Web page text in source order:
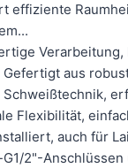
effiziente
Gefertigt aus
Schweißtechnik,
Flexibilität,
auch für
2"-Anschlüssen